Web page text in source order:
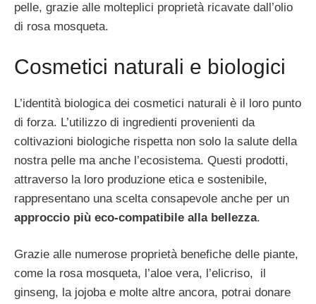
pelle, grazie alle molteplici proprietà ricavate dall’olio
di rosa mosqueta.
Cosmetici naturali e biologici
L’identità biologica dei cosmetici naturali è il loro punto
di forza. L’utilizzo di ingredienti provenienti da
coltivazioni biologiche rispetta non solo la salute della
nostra pelle ma anche l’ecosistema. Questi prodotti,
attraverso la loro produzione etica e sostenibile,
rappresentano una scelta consapevole anche per un
approccio più eco-compatibile alla bellezza.
Grazie alle numerose proprietà benefiche delle piante,
come la rosa mosqueta, l’aloe vera, l’elicriso, il
ginseng, la jojoba e molte altre ancora, potrai donare